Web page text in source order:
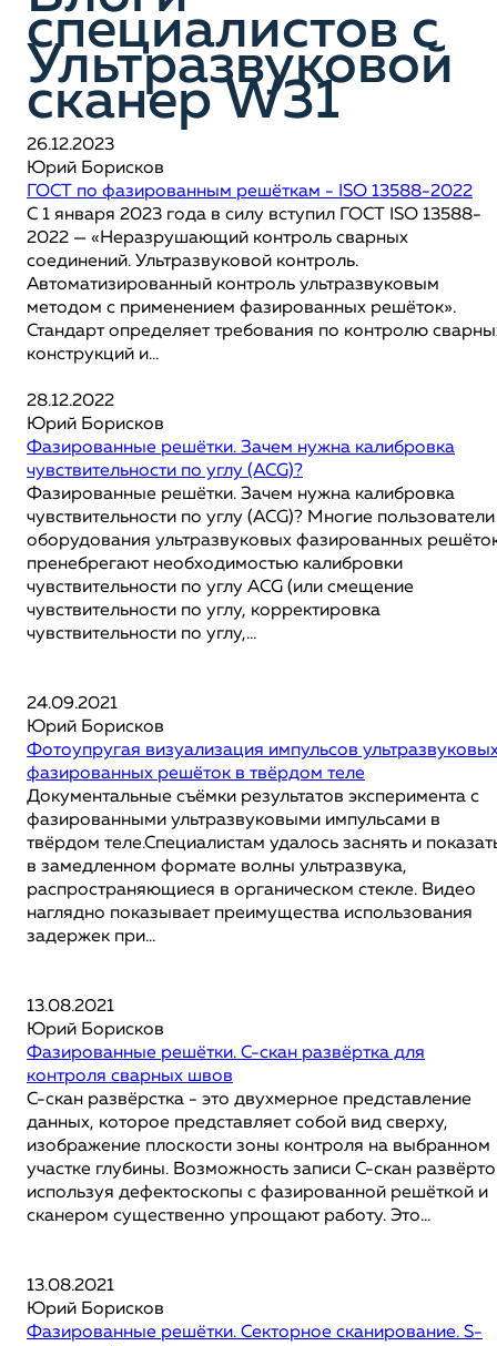
специалистов c
Ультразвуковой
сканер W31
26.12.2023
Юрий Борисков
ГОСТ по фазированным решёткам - ISO 13588-2022
С 1 января 2023 года в силу вступил ГОСТ ISO 13588-
2022 — «Неразрушающий контроль сварных
соединений. Ультразвуковой контроль.
Автоматизированный контроль ультразвуковым
методом с применением фазированных решёток».
Стандарт определяет требования по контролю
конструкций и...
28.12.2022
Юрий Борисков
Фазированные решётки. Зачем нужна калибровка
чувствительности по углу (ACG)?
Фазированные решётки. Зачем нужна калибровка
чувствительности по углу (ACG)? Многие пользователи
оборудования ультразвуковых фазированных
пренебрегают необходимостью калибровки
чувствительности по углу ACG (или смещение
чувствительности по углу, корректировка
чувствительности по углу,...
24.09.2021
Юрий Борисков
Фотоупругая визуализация импульсов
фазированных решёток в твёрдом теле
Документальные съёмки результатов эксперимента с
фазированными ультразвуковыми импульсами в
твёрдом теле.Специалистам удалось заснять и
в замедленном формате волны ультразвука,
распространяющиеся в органическом стекле. Видео
наглядно показывает преимущества использования
задержек при...
13.08.2021
Юрий Борисков
Фазированные решётки. C-скан развёртка для
контроля сварных швов
C-скан развёрстка - это двухмерное представление
данных, которое представляет собой вид сверху,
изображение плоскости зоны контроля на выбранном
участке глубины. Возможность записи C-скан
используя дефектоскопы с фазированной решёткой и
сканером существенно упрощают работу. Это...
13.08.2021
Юрий Борисков
Фазированные решётки. Секторное сканирование. S-